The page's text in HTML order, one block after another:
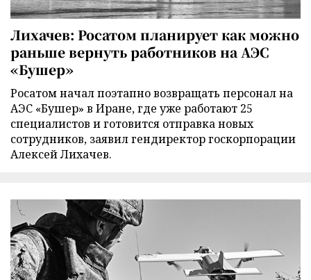
Лихачев: Росатом планирует как можно
раньше вернуть работников на АЭС
«Бушер»
Росатом начал поэтапно возвращать персонал на
АЭС «Бушер» в Иране, где уже работают 25
специалистов и готовится отправка новых
сотрудников, заявил гендиректор госкорпорации
Алексей Лихачев.